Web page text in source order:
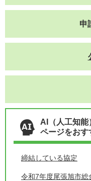
申
AI（人工知能
ページをおす
締結している協定
令和7年度尾張旭市